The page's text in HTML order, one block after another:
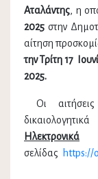
Αταλάντης, η
2025στην
αίτηση
την Τρίτη 17
2025.
Οι
Ηλεκτρονικά
σελίδας
https://